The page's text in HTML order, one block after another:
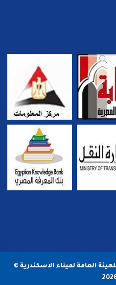
العامة لميناء الاسكندرية ©